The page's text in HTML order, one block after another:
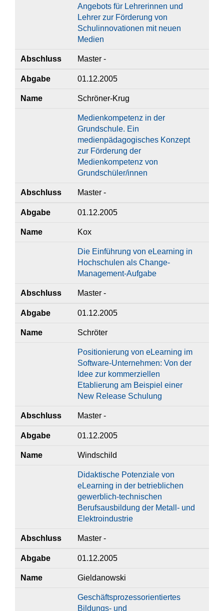
Angebots für Lehrerinnen und
Lehrer zur Förderung von
Schulinnovationen mit neuen
Medien
Abschluss Master -
Abgabe 01.12.2005
Name Schröner-Krug
Medienkompetenz in der
Grundschule. Ein
medienpädagogisches Konzept
zur Förderung der
Medienkompetenz von
Grundschüler/innen
Abschluss Master -
Abgabe 01.12.2005
Name Kox
Die Einführung von eLearning in
Hochschulen als Change-
Management-Aufgabe
Abschluss Master -
Abgabe 01.12.2005
Name Schröter
Positionierung von eLearning im
Software-Unternehmen: Von der
Idee zur kommerziellen
Etablierung am Beispiel einer
New Release Schulung
Abschluss Master -
Abgabe 01.12.2005
Name Windschild
Didaktische Potenziale von
eLearning in der betrieblichen
gewerblich-technischen
Berufsausbildung der Metall- und
Elektroindustrie
Abschluss Master -
Abgabe 01.12.2005
Name Gieldanowski
Geschäftsprozessorientiertes
Bildungs- und